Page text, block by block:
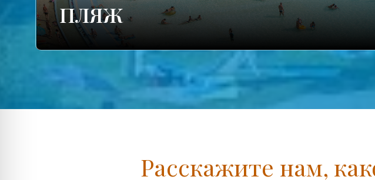
ПЛЯЖ
Расскажите нам,